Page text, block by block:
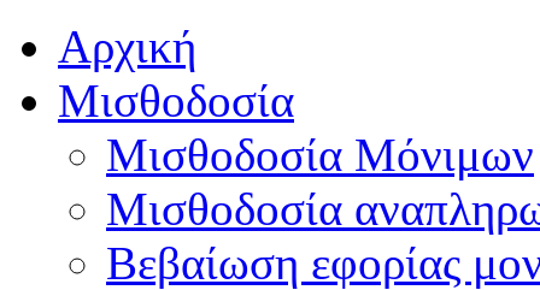
Αρχική
Μισθοδοσία
Μισθοδοσία Μόνιμων
Μισθοδοσία
Βεβαίωση εφορίας